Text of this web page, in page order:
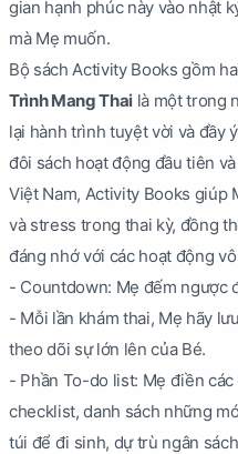
gian hạnh phúc này vào nhật
mà Mẹ muốn.
Bộ sách Activity Books gồm
Trình Mang Thailà một trong
lại hành trình tuyệt vời và đầy
đôi sách hoạt động đầu tiên
Việt Nam, Activity Books giúp
và stress trong thai kỳ, đồng
đáng nhớ với các hoạt động
- Countdown: Mẹ đếm ngược
- Mỗi lần khám thai, Mẹ hãy
theo dõi sự lớn lên của Bé.
- Phần To-do list: Mẹ điền
checklist, danh sách những
túi để đi sinh, dự trù ngân